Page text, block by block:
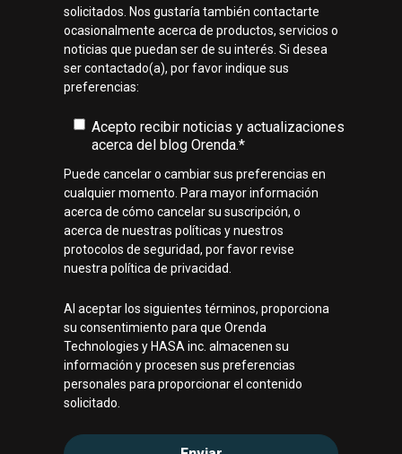
solicitados. Nos gustaría también contactarte
ocasionalmente acerca de productos, servicios o
noticias que puedan ser de su interés. Si desea
ser contactado(a), por favor indique sus
preferencias:
Acepto recibir noticias y actualizaciones
acerca del blog Orenda.*
Puede cancelar o cambiar sus preferencias en
cualquier momento. Para mayor información
acerca de cómo cancelar su suscripción, o
acerca de nuestras políticas y nuestros
protocolos de seguridad, por favor revise
nuestra política de privacidad.
Al aceptar los siguientes términos, proporciona
su consentimiento para que Orenda
Technologies y HASA inc. almacenen su
información y procesen sus preferencias
personales para proporcionar el contenido
solicitado.